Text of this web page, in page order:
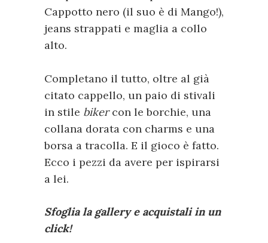
Cappotto nero (il suo è di Mango!),
jeans strappati e maglia a collo
alto.
Completano il tutto, oltre al già
citato cappello, un paio di stivali
in stile bikercon le borchie, una
collana dorata con charms e una
borsa a tracolla. E il gioco è fatto.
Ecco i pezzi da avere per ispirarsi
a lei.
Sfoglia la gallery e acquistali in un
click!